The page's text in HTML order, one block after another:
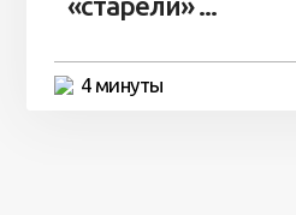
4 минуты